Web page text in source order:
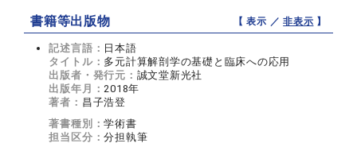
書籍等出版物 【 表示 ／非表示 】
記述言語： 日本語
タイトル： 多元計算解剖学の基礎と臨床への応用
出版者・発行元： 誠文堂新光社
出版年月：2018年
著者： 昌子浩登
著書種別：学術書
担当区分：分担執筆